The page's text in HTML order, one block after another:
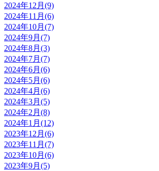
2024年12月(9)
2024年11月(6)
2024年10月(7)
2024年9月(7)
2024年8月(3)
2024年7月(7)
2024年6月(6)
2024年5月(6)
2024年4月(6)
2024年3月(5)
2024年2月(8)
2024年1月(12)
2023年12月(6)
2023年11月(7)
2023年10月(6)
2023年9月(5)